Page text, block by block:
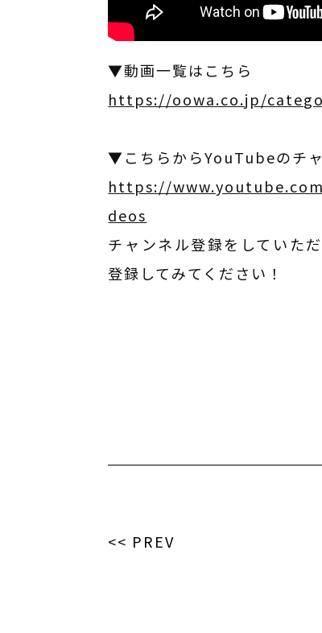
▼動画一覧はこちら
https://oowa.co.jp/
▼こちらからYouTubeのチ
https://
deos
チャンネル登録をしていた
登録してみてください！
<< PREV